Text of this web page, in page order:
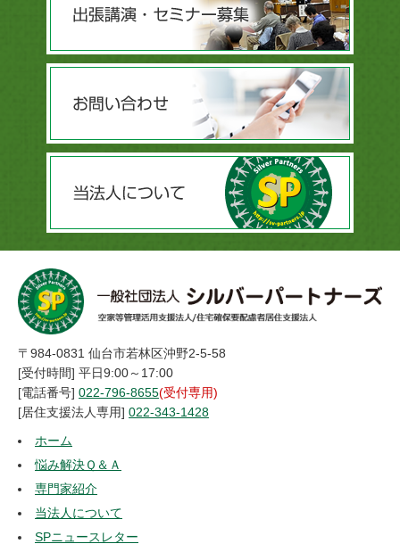
〒984-0831 仙台市若林区沖野2-5-58
[受付時間] 平日9:00～17:00
[電話番号] 022-796-8655(受付専用)
[居住支援法人専用] 022-343-1428
ホーム
悩み解決Ｑ＆Ａ
専門家紹介
当法人について
SPニュースレター